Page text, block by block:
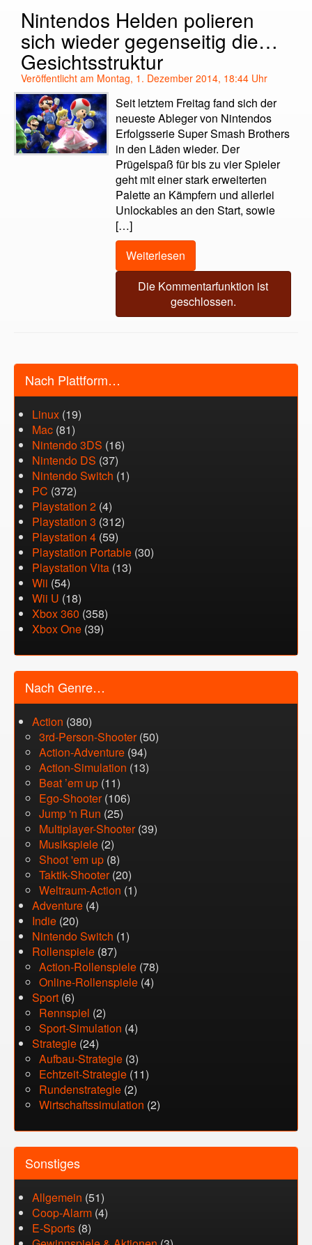
Nintendos Helden polieren
sich wieder gegenseitig die…
Gesichtsstruktur
Veröffentlicht am Montag, 1. Dezember 2014, 18:44 Uhr
Seit letztem Freitag fand sich der
neueste Ableger von Nintendos
Erfolgsserie Super Smash Brothers
in den Läden wieder. Der
Prügelspaß für bis zu vier Spieler
geht mit einer stark erweiterten
Palette an Kämpfern und allerlei
Unlockables an den Start, sowie
[…]
Weiterlesen
Die Kommentarfunktion ist
geschlossen.
Nach Plattform…
Linux (19)
Mac (81)
Nintendo 3DS (16)
Nintendo DS (37)
Nintendo Switch (1)
PC (372)
Playstation 2 (4)
Playstation 3 (312)
Playstation 4 (59)
Playstation Portable (30)
Playstation Vita (13)
Wii (54)
Wii U (18)
Xbox 360 (358)
Xbox One (39)
Nach Genre…
Action (380)
3rd-Person-Shooter(50)
Action-Adventure (94)
Action-Simulation (13)
Beat ’em up (11)
Ego-Shooter(106)
Jump 'n Run (25)
Multiplayer-Shooter(39)
Musikspiele (2)
Shoot 'em up (8)
Taktik-Shooter(20)
Weltraum-Action (1)
Adventure (4)
Indie (20)
Nintendo Switch (1)
Rollenspiele (87)
Action-Rollenspiele (78)
Online-Rollenspiele (4)
Sport (6)
Rennspiel (2)
Sport-Simulation (4)
Strategie (24)
Aufbau-Strategie (3)
Echtzeit-Strategie (11)
Rundenstrategie (2)
Wirtschaftssimulation (2)
Sonstiges
Allgemein (51)
Coop-Alarm (4)
E-Sports (8)